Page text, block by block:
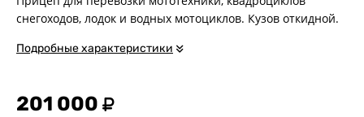
Прицепы для вездехода-
Прицепы для мотоблока
снегоходов, лодок и водных мотоциклов. Кузов откидной.
Подробные характеристики
201 000